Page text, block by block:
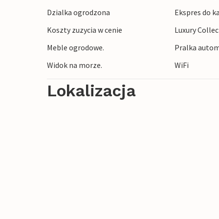
baseny lub kluby nocne. Tutaj nie ma
jezioro Dragon's Eye oraz okoliczne
zobaczenia, takimi jak lawendowy
Bawcie się więc dobrze na
Dzialka ogrodzona
Ekspres do
Koszty zuzycia w cenie
Luxury
Meble ogrodowe.
Pralka
Widok na morze.
WiFi
Lokalizacja